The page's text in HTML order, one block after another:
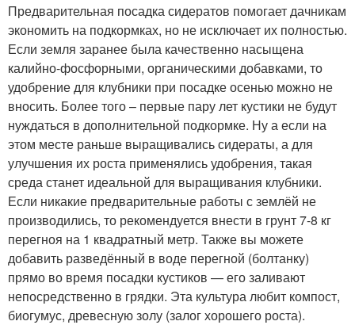
Предварительная посадка сидератов помогает дачникам
экономить на подкормках, но не исключает их полностью.
Если земля заранее была качественно насыщена
калийно-фосфорными, органическими добавками, то
удобрение для клубники при посадке осенью можно не
вносить. Более того – первые пару лет кустики не будут
нуждаться в дополнительной подкормке. Ну а если на
этом месте раньше выращивались сидераты, а для
улучшения их роста применялись удобрения, такая
среда станет идеальной для выращивания клубники.
Если никакие предварительные работы с землёй не
производились, то рекомендуется внести в грунт 7-8 кг
перегноя на 1 квадратный метр. Также вы можете
добавить разведённый в воде перегной (болтанку)
прямо во время посадки кустиков — его заливают
непосредственно в грядки. Эта культура любит компост,
биогумус, древесную золу (залог хорошего роста).